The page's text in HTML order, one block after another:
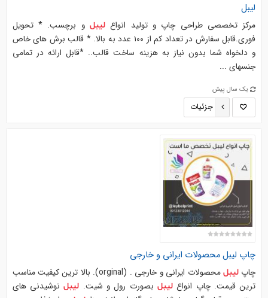
لیبل
مرکز تخصصی طراحی چاپ و تولید انواعلیبل و برچسب. * تحویل
فوری.قابل سفارش در تعداد کم از ۱۰۰ عدد به بالا. * قالب برش های خاص
و دلخواه شما بدون نیاز به هزینه ساخت قالب.. *قابل ارائه در تمامی
جنسهای ...
یک سال پیش
جزئیات
چاپ لیبلمحصولات ایرانی و خارجی
چاپلیبل
محصولات ایرانی و خارجی . (orginal). بالا ترین کیفیت مناسب
ترین قیمت. چاپ انواع لیبلبصورت رول و شیت. لیبلنوشیدنی های